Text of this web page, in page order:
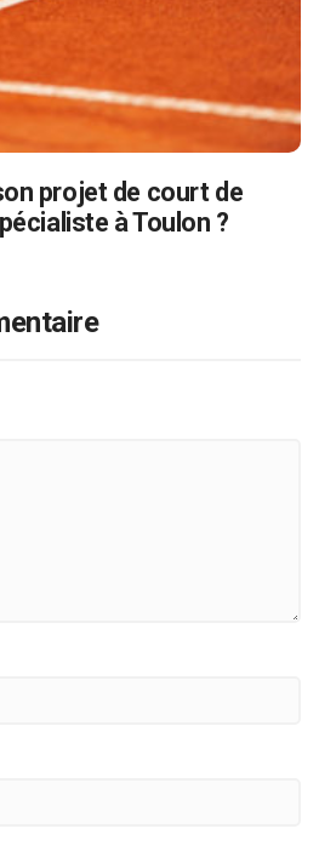
projet de court de
à Toulon ?